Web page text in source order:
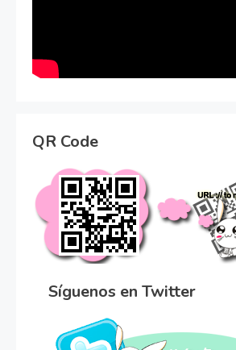
QR Code
Síguenos en Twitter